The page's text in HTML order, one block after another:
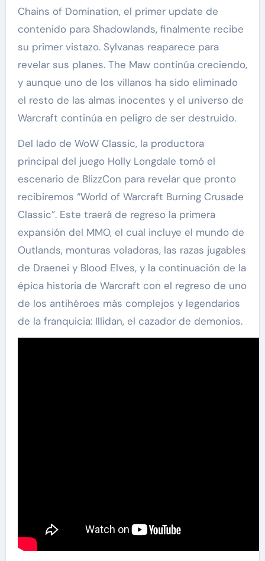
Chains of Domination, el primer update de
contenido para Shadowlands, finalmente recibe
su primer vistazo. Sylvanas reaparece para
revelar sus planes. The Maw continúa creciendo,
y aunque uno de los villanos ha sido eliminado
el resto de las almas inocentes y el universo de
Warcraft continúa en peligro de ser destruido.
Del lado de WoW Classic, la productora
principal del juego Holly Longdale tomó el
escenario de BlizzCon para revelar que pronto
recibiremos “World of Warcraft Burning Crusade
Classic”. Este traerá de regreso la primera
expansión del MMO, el cual incluye el mundo de
Outlands, monturas voladoras, las razas jugables
de Draenei y Blood Elves, y la continuación de la
épica historia de Warcraft con el regreso de uno
de los antihéroes más complejos y legendarios
de la franquicia: Illidan, el cazador de demonios.